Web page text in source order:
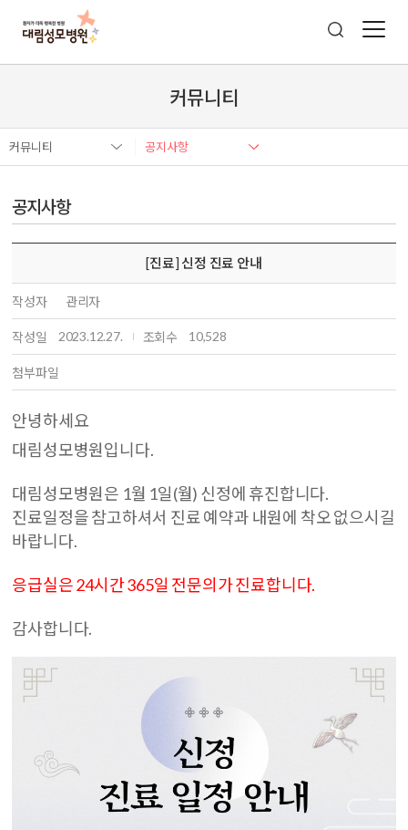
커뮤니티
커뮤니티 공지사항
공지사항
[진료] 신정 진료 안내
작성자 관리자
작성일 2023.12.27. 조회수 10,528
첨부파일
안녕하세요
대림성모병원입니다.
대림성모병원은 1월 1일(월) 신정에 휴진합니다.
진료일정을 참고하셔서 진료 예약과 내원에 착오 없으시길
바랍니다.
응급실은 24시간 365일 전문의가 진료합니다.
감사합니다.